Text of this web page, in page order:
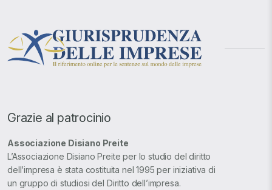
Grazie al patrocinio
Associazione Disiano Preite
L’Associazione Disiano Preite per lo studio del diritto
dell’impresa è stata costituita nel 1995 per iniziativa di
un gruppo di studiosi del Diritto dell’impresa.